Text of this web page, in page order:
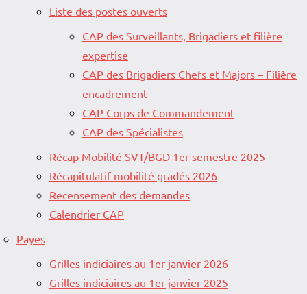
Liste des postes ouverts
CAP des Surveillants, Brigadiers et filière
expertise
CAP des Brigadiers Chefs et Majors – Filière
encadrement
CAP Corps de Commandement
CAP des Spécialistes
Récap Mobilité SVT/BGD 1er semestre 2025
Récapitulatif mobilité gradés 2026
Recensement des demandes
Calendrier CAP
Payes
Grilles indiciaires au 1er janvier 2026
Grilles indiciaires au 1er janvier 2025